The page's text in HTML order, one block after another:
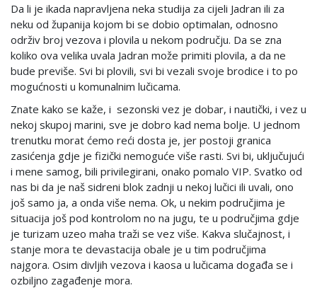
Da li je ikada napravljena neka studija za cijeli Jadran ili za
neku od županija kojom bi se dobio optimalan, odnosno
održiv broj vezova i plovila u nekom području. Da se zna
koliko ova velika uvala Jadran može primiti plovila, a da ne
bude previše. Svi bi plovili, svi bi vezali svoje brodice i to po
mogućnosti u komunalnim lučicama.
Znate kako se kaže, i sezonski vez je dobar, i nautički, i vez u
nekoj skupoj marini, sve je dobro kad nema bolje. U jednom
trenutku morat ćemo reći dosta je, jer postoji granica
zasićenja gdje je fizički nemoguće više rasti. Svi bi, uključujući
i mene samog, bili privilegirani, onako pomalo VIP. Svatko od
nas bi da je naš sidreni blok zadnji u nekoj lučici ili uvali, ono
još samo ja, a onda više nema. Ok, u nekim područjima je
situacija još pod kontrolom no na jugu, te u područjima gdje
je turizam uzeo maha traži se vez više. Kakva slučajnost, i
stanje mora te devastacija obale je u tim područjima
najgora. Osim divljih vezova i kaosa u lučicama događa se i
ozbiljno zagađenje mora.